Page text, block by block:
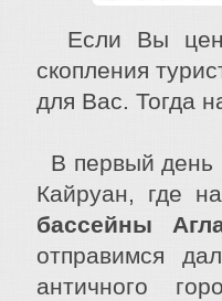
Если Вы
скопления
для Вас. Тогда
В первый день
Кайруан, где
бассейны
отправимся
античного